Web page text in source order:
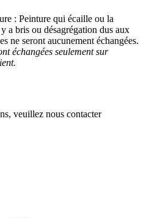
: Peinture qui écaille ou la
a bris ou désagrégation dus aux
ne seront aucunement échangées.
échangées seulement sur
veuillez nous contacter